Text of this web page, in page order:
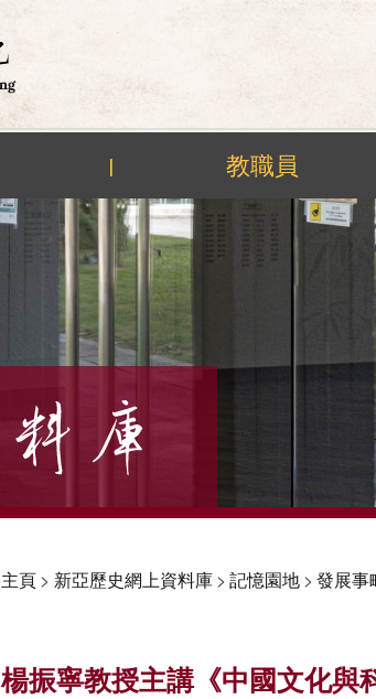
| 教職員
主頁> 新亞歷史網上資料庫> 記憶園地> 發展事
楊振寧教授主講《中國文化與